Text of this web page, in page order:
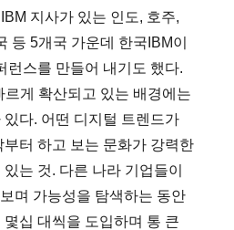
지사가 있는 인도, 호주,
등 5개국 가운데 한국IBM이
런스를 만들어 내기도 했다.
게 확산되고 있는 배경에는
다. 어떤 디지털 트렌드가
터 하고 보는 문화가 강력한
는 것. 다른 나라 기업들이
며 가능성을 탐색하는 동안
십 대씩을 도입하며 통 큰